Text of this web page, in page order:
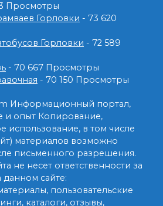
Просмотры
Горловки - 73 620
Горловки - 72 589
- 70 667 Просмотры
- 70 150 Просмотры
Информационный портал,
и опыт Копирование,
использование, в том числе
материалов возможно
письменного разрешения.
не несет ответственности за
сайте:
пользовательские
каталоги, отзывы,